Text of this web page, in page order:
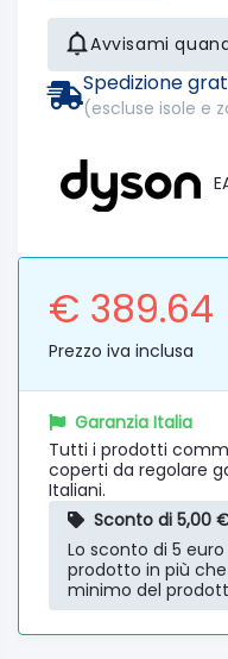
Avvisami
Spedizione
(escluse isole e
€ 389.64
Prezzo iva inclusa
Garanzia Italia
Tutti i prodotti
coperti da regolare
Italiani.
Sconto di 5,00
Lo sconto di 5
prodotto in più
minimo del